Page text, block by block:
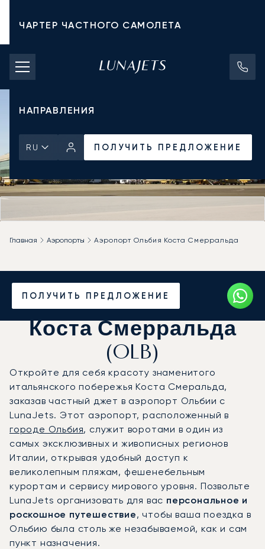
ЧАРТЕР ЧАСТНОГО САМОЛЕТА
СТОИМОСТЬ ЧАРТЕРА
ЧАСТНЫЕ САМОЛЕТЫ
НАПРАВЛЕНИЯ
RU ПОЛУЧИТЬ ПРЕДЛОЖЕНИЕ
ПОЛУЧИТЬ ПРЕДЛОЖЕНИЕ
Главная Аэропорты Аэропорт Ольбия Коста Смерральда
Частный джет в
аэропорт Ольбия
Коста Смерральда
(OLB)
Откройте для себя красоту знаменитого
итальянского побережья Коста Смеральда,
заказав частный джет в аэропорт Ольбии с
LunaJets. Этот аэропорт, расположенный в
городе Ольбия, служит воротами в один из
самых эксклюзивных и живописных регионов
Италии, открывая удобный доступ к
великолепным пляжам, фешенебельным
курортам и сервису мирового уровня. Позвольте
LunaJets организовать для вас персональное и
роскошное путешествие, чтобы ваша поездка в
Ольбию была столь же незабываемой, как и сам
пункт назначения.